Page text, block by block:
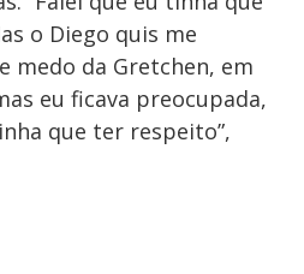
o Diego quis me
medo da Gretchen, em
eu ficava preocupada,
que ter respeito”,